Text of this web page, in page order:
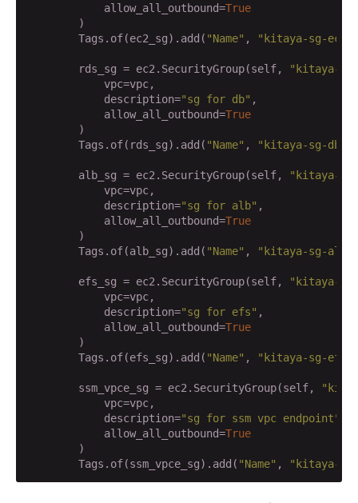
            allow_all_outbound=
True
        )
        Tags.of(ec2_sg).add(
"Name" , "kitaya-sg-ec2"
        rds_sg = ec2.SecurityGroup(self,
"kitaya-
            vpc=vpc,
            description=
"sg for db" ,
            allow_all_outbound=
True
        )
        Tags.of(rds_sg).add(
"Name" , "kitaya-sg-db"
        alb_sg = ec2.SecurityGroup(self,
"kitaya-
            vpc=vpc,
            description=
"sg for alb" ,
            allow_all_outbound=
True
        )
        Tags.of(alb_sg).add(
"Name" , "kitaya-sg-alb"
        efs_sg = ec2.SecurityGroup(self,
"kitaya-
            vpc=vpc,
            description=
"sg for efs" ,
            allow_all_outbound=
True
        )
        Tags.of(efs_sg).add(
"Name" , "kitaya-sg-efs"
        ssm_vpce_sg = ec2.SecurityGroup(self,
            vpc=vpc,
            description=
"sg for ssm vpc endpoint"
            allow_all_outbound=
True
        )
        Tags.of(ssm_vpce_sg).add(
"Name" , "kitaya-